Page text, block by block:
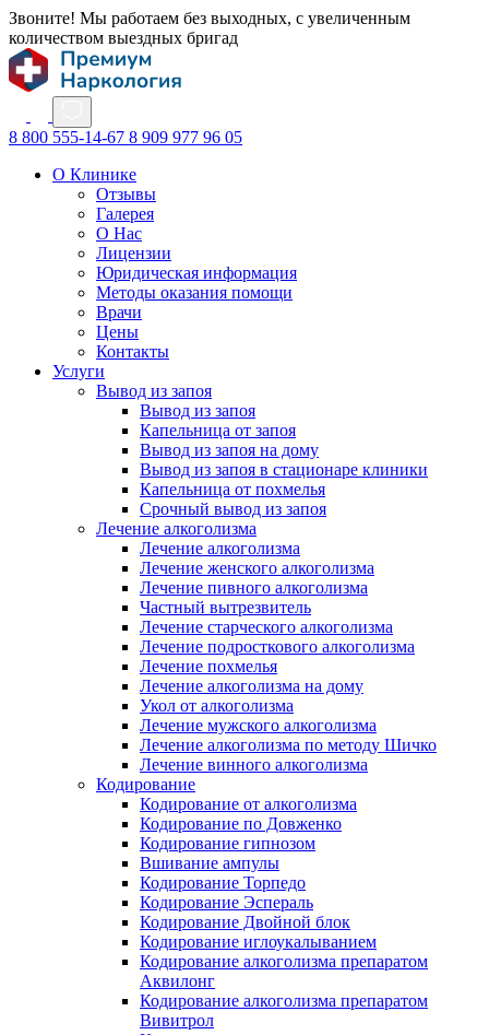
Звоните! Мы работаем без выходных, с увеличенным
количеством выездных бригад
8 800 555-14-67 8 909 977 96 05
О Клинике
Отзывы
Галерея
О Нас
Лицензии
Юридическая информация
Методы оказания помощи
Врачи
Цены
Контакты
Услуги
Вывод из запоя
Вывод из запоя
Капельница от запоя
Вывод из запоя на дому
Вывод из запоя в стационаре клиники
Капельница от похмелья
Срочный вывод из запоя
Лечение алкоголизма
Лечение алкоголизма
Лечение женского алкоголизма
Лечение пивного алкоголизма
Частный вытрезвитель
Лечение старческого алкоголизма
Лечение подросткового алкоголизма
Лечение похмелья
Лечение алкоголизма на дому
Укол от алкоголизма
Лечение мужского алкоголизма
Лечение алкоголизма по методу Шичко
Лечение винного алкоголизма
Кодирование
Кодирование от алкоголизма
Кодирование по Довженко
Кодирование гипнозом
Вшивание ампулы
Кодирование Торпедо
Кодирование Эспераль
Кодирование Двойной блок
Кодирование иглоукалыванием
Кодирование алкоголизма препаратом
Аквилонг
Кодирование алкоголизма препаратом
Вивитрол